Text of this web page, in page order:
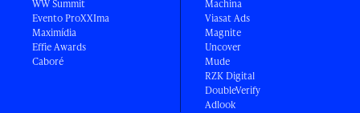
WW Summit
Evento ProXXIma
Maximídia
Effie Awards
Caboré
Machina
Viasat Ads
Magnite
Uncover
Mude
RZK Digital
DoubleVerify
Adlook